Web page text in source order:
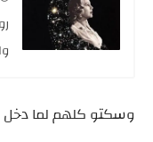
وسكتو كلهم لما دخل